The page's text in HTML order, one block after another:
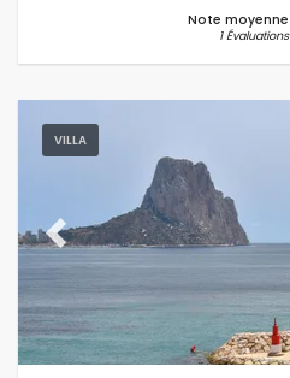
Note moyenne
1 Évaluations
VILLA
Previous